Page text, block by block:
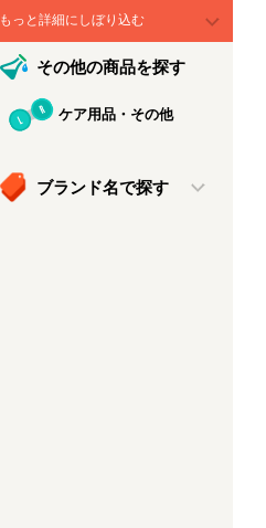
もっと詳細にしぼり込む
その他の商品を探す
ケア用品・その他
ブランド名で探す